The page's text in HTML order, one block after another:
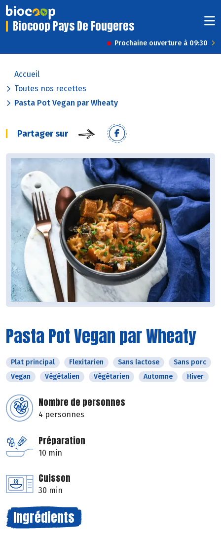
Biocoop Pays De Fougeres
Prochaine ouverture à 09:30
Accueil
Toutes nos recettes
Pasta Pot Vegan par Wheaty
Partager sur
Pasta Pot Vegan par Wheaty
Plat principal Flexitarien Sans lactose
Sans porc
Vegan
Végétalien Végétarien Automne Hiver
Nombre de personnes
4 personnes
Préparation
10 min
Cuisson
30 min
Ingrédients